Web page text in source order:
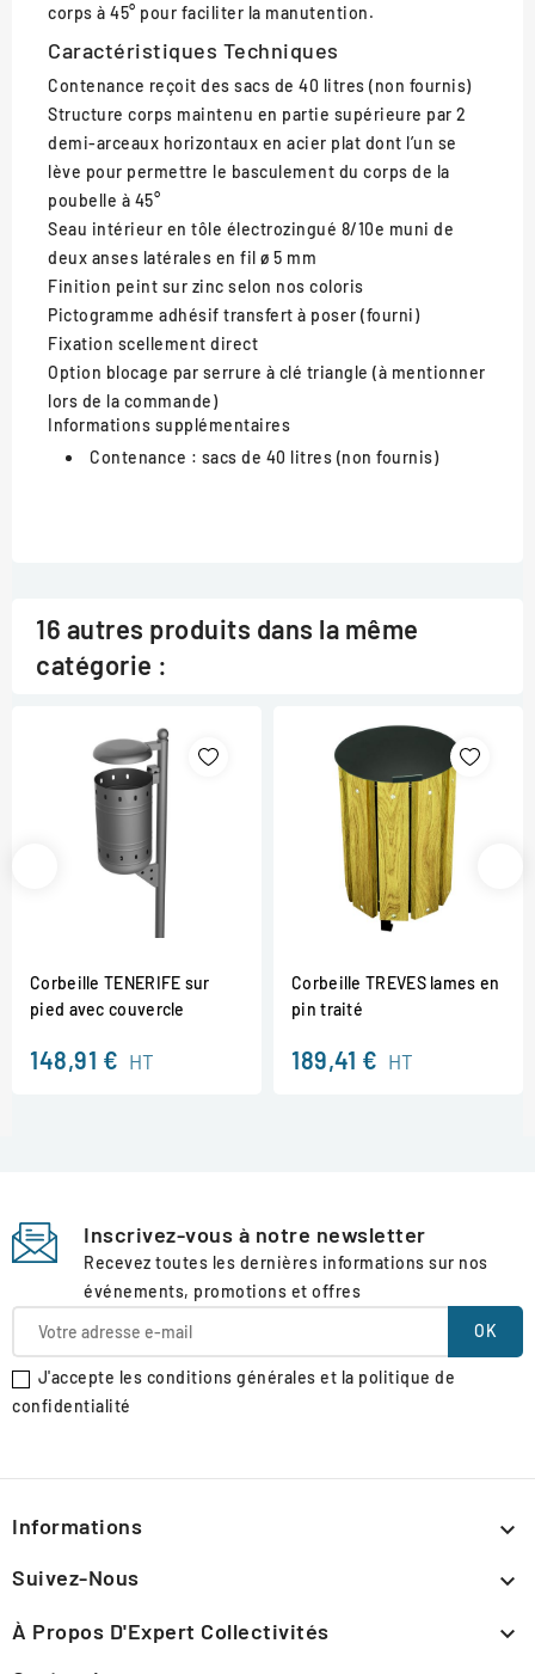
corps à 45° pour faciliter la manutention.
Caractéristiques Techniques
Contenance reçoit des sacs de 40 litres (non fournis)
Structure corps maintenu en partie supérieure par 2
demi-arceaux horizontaux en acier plat dont l’un se
lève pour permettre le basculement du corps de la
poubelle à 45°
Seau intérieur en tôle électrozingué 8/10e muni de
deux anses latérales en fil ø 5 mm
Finition peint sur zinc selon nos coloris
Pictogramme adhésif transfert à poser (fourni)
Fixation scellement direct
Option blocage par serrure à clé triangle (à mentionner
lors de la commande)
Informations supplémentaires
Contenance : sacs de 40 litres (non fournis)
16 autres produits dans la même
catégorie :
Corbeille TENERIFE sur
pied avec couvercle
148,91 € HT
Corbeille TREVES lames en
pin traité
189,41 € HT
Inscrivez-vous à notre newsletter
Recevez toutes les dernières informations sur nos
événements, promotions et offres
J'accepte les conditions générales et la politique de
confidentialité
Informations 
Suivez-Nous 
À Propos D'Expert Collectivités 